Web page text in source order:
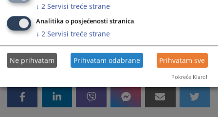
Prikazana vijest je na
9686PREGLEDA
↓ 2 Servisi treće strane
Analitika o posjećenosti stranica
↓ 2 Servisi treće strane
Ne prihvatam Prihvatam odabrane Prihvatam sve
Pokreće Klaro!